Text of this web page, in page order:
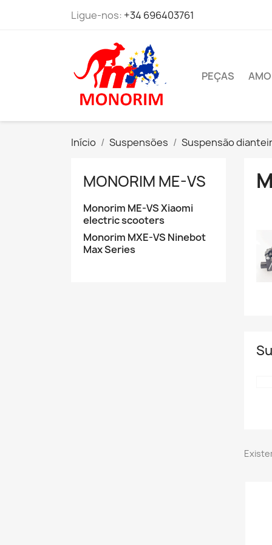
Ligue-nos: +34 696403761
PEÇAS
Início Suspensões Suspensão
MONORIM ME-VS
Monorim ME-VS Xiaomi
electric scooters
Monorim MXE-VS Ninebot
Max Series